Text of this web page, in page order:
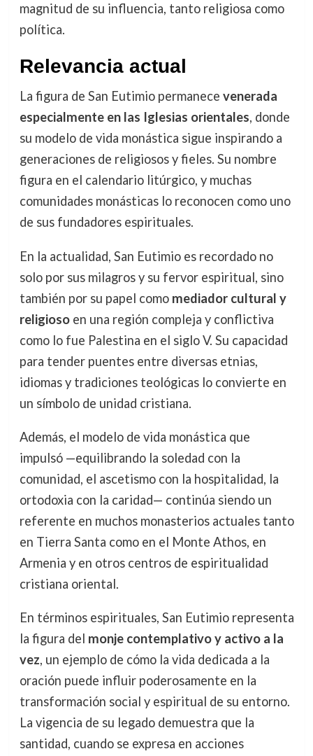
magnitud de su influencia, tanto religiosa como
política.
Relevancia actual
La figura de San Eutimio permanece venerada
especialmente en las Iglesias orientales, donde
su modelo de vida monástica sigue inspirando a
generaciones de religiosos y fieles. Su nombre
figura en el calendario litúrgico, y muchas
comunidades monásticas lo reconocen como uno
de sus fundadores espirituales.
En la actualidad, San Eutimio es recordado no
solo por sus milagros y su fervor espiritual, sino
también por su papel como mediador cultural y
religiosoen una región compleja y conflictiva
como lo fue Palestina en el siglo V. Su capacidad
para tender puentes entre diversas etnias,
idiomas y tradiciones teológicas lo convierte en
un símbolo de unidad cristiana.
Además, el modelo de vida monástica que
impulsó —equilibrando la soledad con la
comunidad, el ascetismo con la hospitalidad, la
ortodoxia con la caridad— continúa siendo un
referente en muchos monasterios actuales tanto
en Tierra Santa como en el Monte Athos, en
Armenia y en otros centros de espiritualidad
cristiana oriental.
En términos espirituales, San Eutimio representa
la figura del monje contemplativo y activo a la
vez, un ejemplo de cómo la vida dedicada a la
oración puede influir poderosamente en la
transformación social y espiritual de su entorno.
La vigencia de su legado demuestra que la
santidad, cuando se expresa en acciones